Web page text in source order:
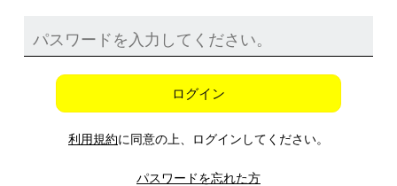
ログイン
利用規約に同意の上、ログインしてください。
パスワードを忘れた方